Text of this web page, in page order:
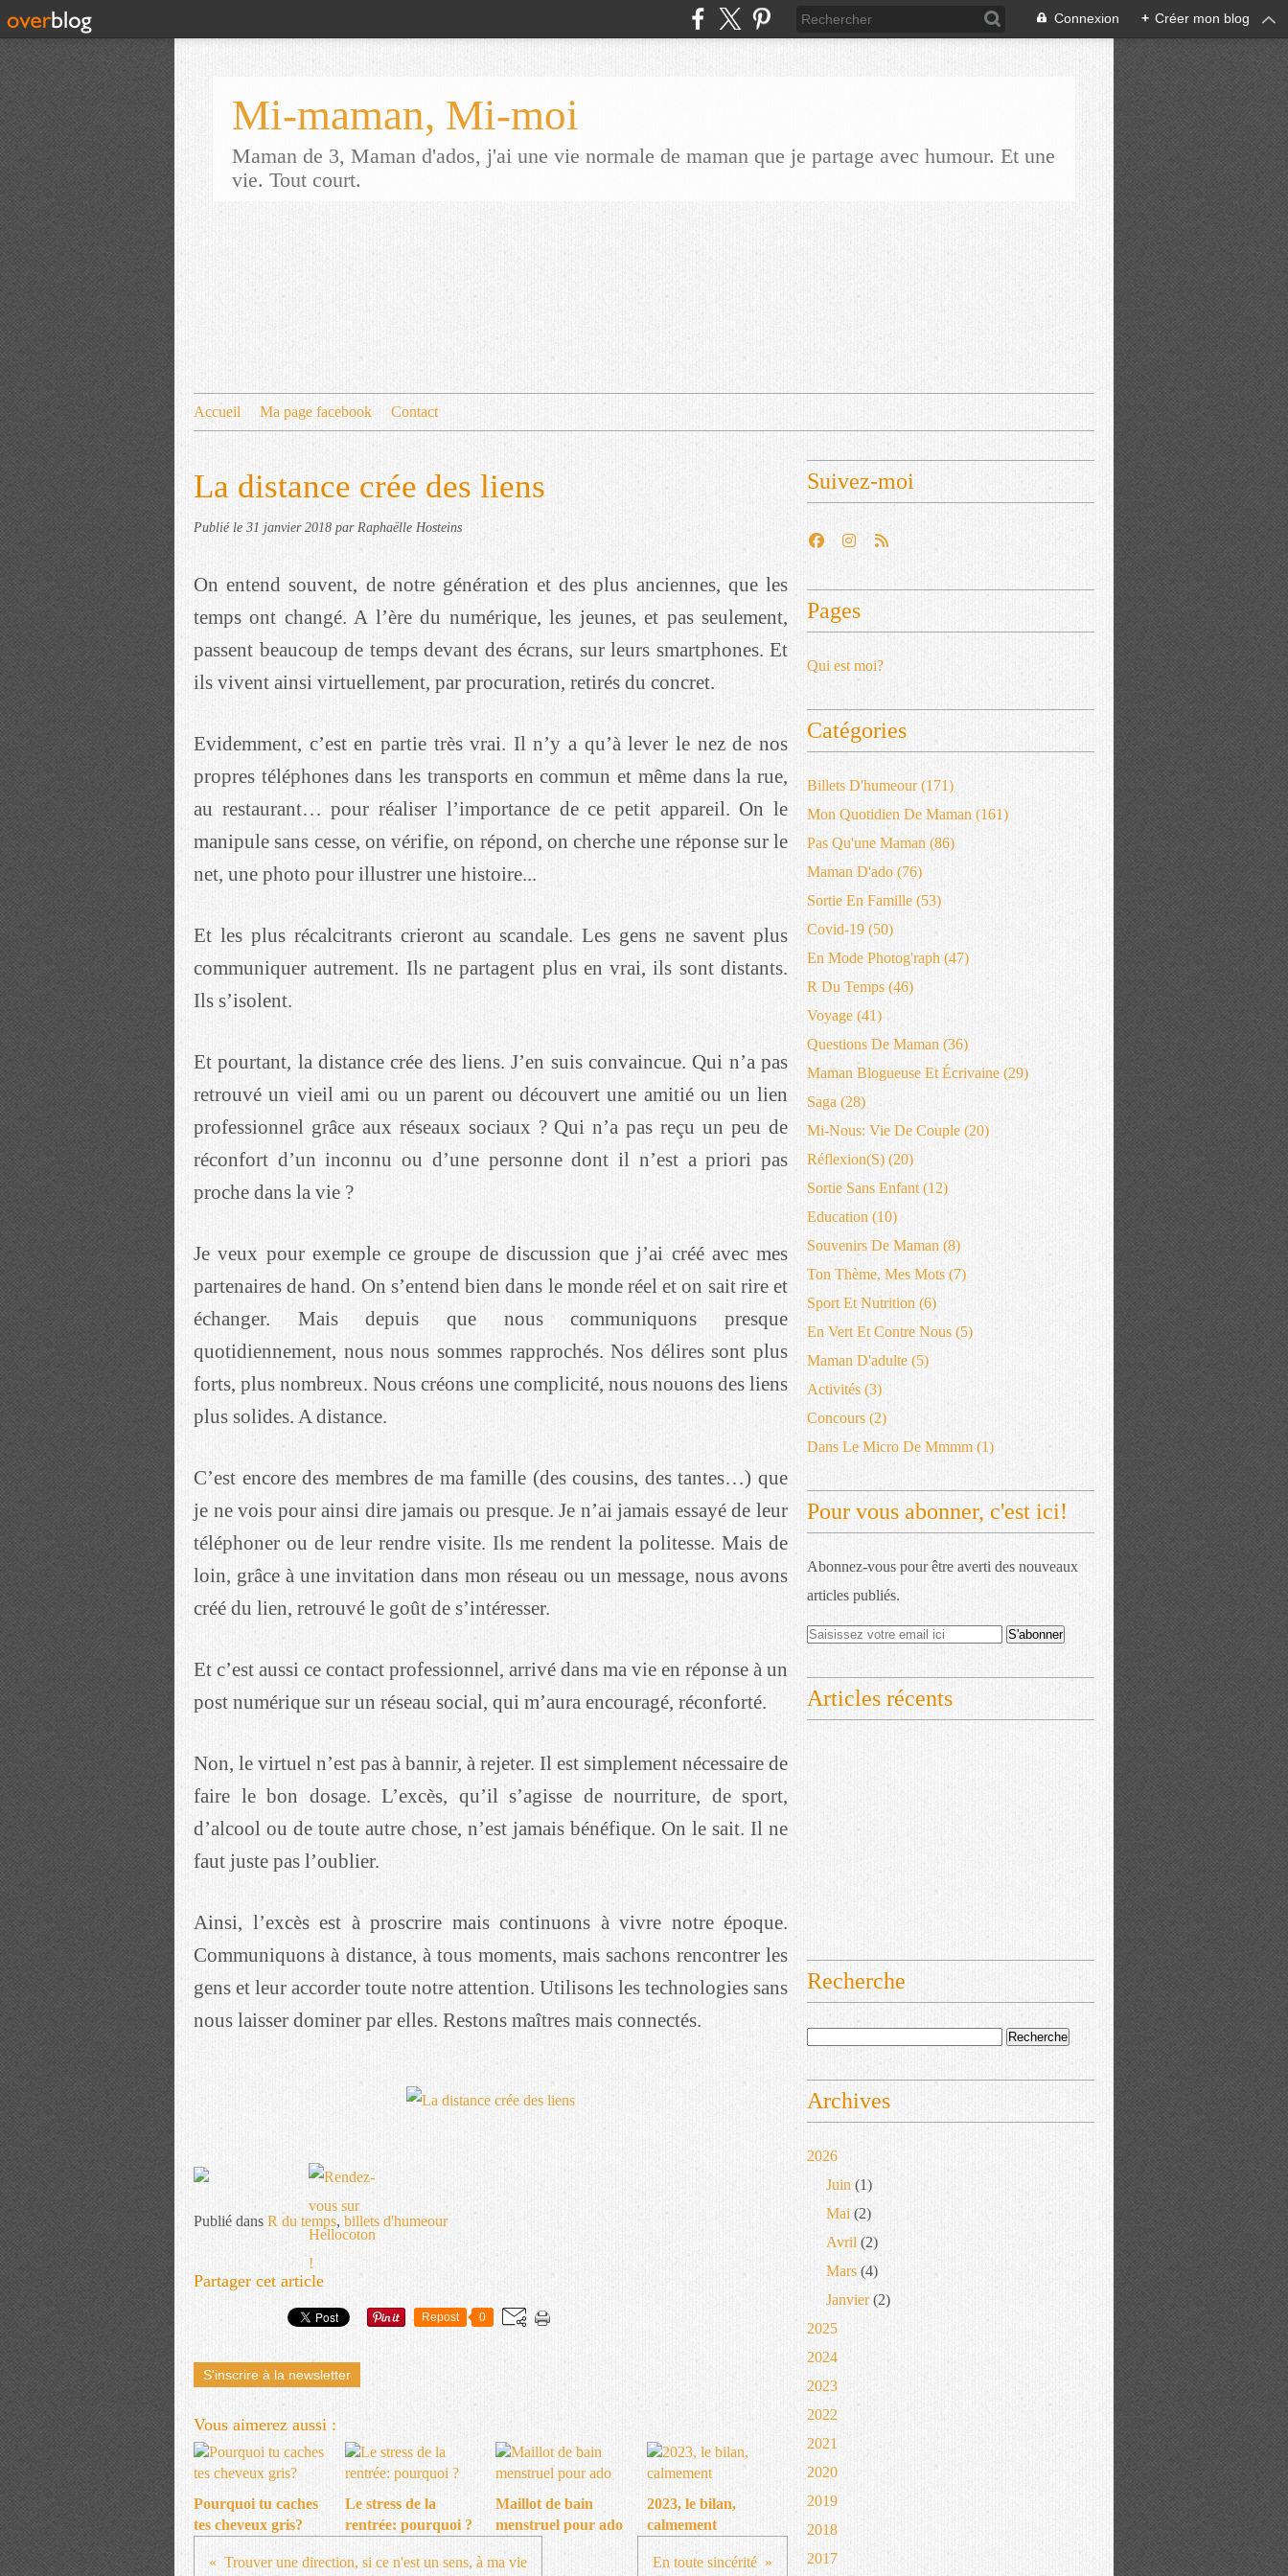
Connexion + Créer mon blog
Mi-maman, Mi-moi
Maman de 3, Maman d'ados, j'ai une vie normale de maman que je partage avec humour. Et une
vie. Tout court.
Accueil Ma page facebook Contact
La distance crée des liens
Publié le 31 janvier 2018 par Raphaëlle Hosteins
On entend souvent, de notre génération et des plus anciennes, que les
temps ont changé. A l’ère du numérique, les jeunes, et pas seulement,
passent beaucoup de temps devant des écrans, sur leurs smartphones. Et
ils vivent ainsi virtuellement, par procuration, retirés du concret.
Evidemment, c’est en partie très vrai. Il n’y a qu’à lever le nez de nos
propres téléphones dans les transports en commun et même dans la rue,
au restaurant… pour réaliser l’importance de ce petit appareil. On le
manipule sans cesse, on vérifie, on répond, on cherche une réponse sur le
net, une photo pour illustrer une histoire...
Et les plus récalcitrants crieront au scandale. Les gens ne savent plus
communiquer autrement. Ils ne partagent plus en vrai, ils sont distants.
Ils s’isolent.
Et pourtant, la distance crée des liens. J’en suis convaincue. Qui n’a pas
retrouvé un vieil ami ou un parent ou découvert une amitié ou un lien
professionnel grâce aux réseaux sociaux ? Qui n’a pas reçu un peu de
réconfort d’un inconnu ou d’une personne dont il n’est a priori pas
proche dans la vie ?
Je veux pour exemple ce groupe de discussion que j’ai créé avec mes
partenaires de hand. On s’entend bien dans le monde réel et on sait rire et
échanger. Mais depuis que nous communiquons presque
quotidiennement, nous nous sommes rapprochés. Nos délires sont plus
forts, plus nombreux. Nous créons une complicité, nous nouons des liens
plus solides. A distance.
C’est encore des membres de ma famille (des cousins, des tantes…) que
je ne vois pour ainsi dire jamais ou presque. Je n’ai jamais essayé de leur
téléphoner ou de leur rendre visite. Ils me rendent la politesse. Mais de
loin, grâce à une invitation dans mon réseau ou un message, nous avons
créé du lien, retrouvé le goût de s’intéresser.
Et c’est aussi ce contact professionnel, arrivé dans ma vie en réponse à un
post numérique sur un réseau social, qui m’aura encouragé, réconforté.
Non, le virtuel n’est pas à bannir, à rejeter. Il est simplement nécessaire de
faire le bon dosage. L’excès, qu’il s’agisse de nourriture, de sport,
d’alcool ou de toute autre chose, n’est jamais bénéfique. On le sait. Il ne
faut juste pas l’oublier.
Ainsi, l’excès est à proscrire mais continuons à vivre notre époque.
Communiquons à distance, à tous moments, mais sachons rencontrer les
gens et leur accorder toute notre attention. Utilisons les technologies sans
nous laisser dominer par elles. Restons maîtres mais connectés.
Publié dans R du temps, billets d'humeour
Partager cet article
Repost 0
S'inscrire à la newsletter
Vous aimerez aussi :
Pourquoi tu caches
tes cheveux gris?
Le stress de la
rentrée: pourquoi ?
Maillot de bain
menstruel pour ado
2023, le bilan,
calmement
Trouver une direction, si ce n'est un sens, à ma vie En toute sincérité
Suivez-moi
Pages
Qui est moi?
Catégories
Billets D'humeour(171)
Mon Quotidien De Maman (161)
Pas Qu'une Maman (86)
Maman D'ado (76)
Sortie En Famille (53)
Covid-19 (50)
En Mode Photog'raph (47)
R Du Temps (46)
Voyage (41)
Questions De Maman (36)
Maman Blogueuse Et Écrivaine (29)
Saga (28)
Mi-Nous: Vie De Couple (20)
Réflexion(s) (20)
Sortie Sans Enfant (12)
Education (10)
Souvenirs De Maman (8)
Ton Thème, Mes Mots (7)
Sport Et Nutrition (6)
En Vert Et Contre Nous (5)
Maman D'adulte (5)
Activités (3)
Concours (2)
Dans Le Micro De Mmmm (1)
Pour vous abonner, c'est ici!
Abonnez-vous pour être averti des nouveaux
articles publiés.
Articles récents
Recherche
Archives
2026
Juin (1)
Mai (2)
Avril (2)
Mars (4)
Janvier(2)
2025
2024
2023
2022
2021
2020
2019
2018
2017